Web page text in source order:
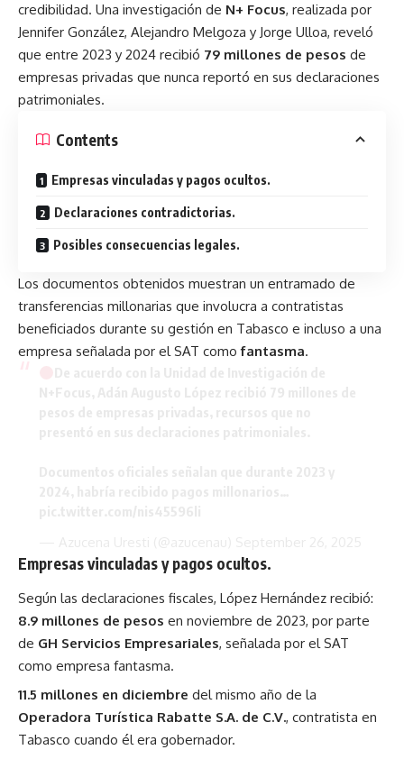
credibilidad. Una investigación de N+ Focus, realizada por
Jennifer González, Alejandro Melgoza y Jorge Ulloa, reveló
que entre 2023 y 2024 recibió 79 millones de pesos de
empresas privadas que nunca reportó en sus declaraciones
patrimoniales.
Contents
Empresas vinculadas y pagos ocultos.
Declaraciones contradictorias.
Posibles consecuencias legales.
Los documentos obtenidos muestran un entramado de
transferencias millonarias que involucra a contratistas
beneficiados durante su gestión en Tabasco e incluso a una
empresa señalada por el SAT comofantasma.
Empresas vinculadas y pagos ocultos.
Según las declaraciones fiscales, López Hernández recibió:
8.9 millones de pesos en noviembre de 2023, por parte
de GH Servicios Empresariales, señalada por el SAT
como empresa fantasma.
11.5 millones en diciembre del mismo año de la
Operadora Turística Rabatte S.A. de C.V., contratista en
Tabasco cuando él era gobernador.